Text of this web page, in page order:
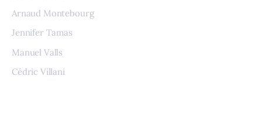
Arnaud Montebourg
Jennifer Tamas
Manuel Valls
Cédric Villani